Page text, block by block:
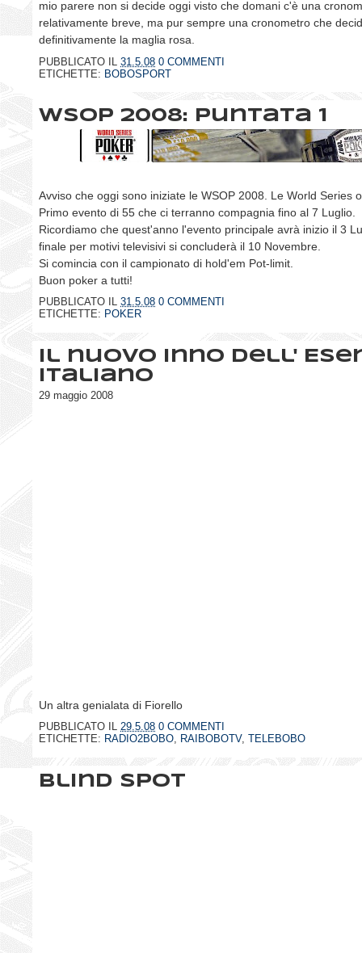
mio parere non si decide oggi visto che domani c'è una
relativamente breve, ma pur sempre una cronometro che
definitivamente la maglia rosa.
PUBBLICATO IL 31.5.08 0 COMMENTI
ETICHETTE: BOBOSPORT
WSOP 2008: Puntata 1
Avviso che oggi sono iniziate le WSOP 2008. Le World Series
Primo evento di 55 che ci terranno compagnia fino al 7 Luglio.
Ricordiamo che quest'anno l'evento principale avrà inizio il 3
finale per motivi televisivi si concluderà il 10 Novembre.
Si comincia con il campionato di hold'em Pot-limit.
Buon poker a tutti!
PUBBLICATO IL 31.5.08 0 COMMENTI
ETICHETTE: POKER
Il nuovo inno dell'
Italiano
29 maggio 2008
Un altra genialata di Fiorello
PUBBLICATO IL 29.5.08 0 COMMENTI
ETICHETTE: RADIO2BOBO, RAIBOBOTV, TELEBOBO
Blind spot